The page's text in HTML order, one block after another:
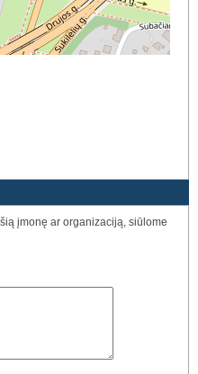
įmonę ar organizaciją, siūlome